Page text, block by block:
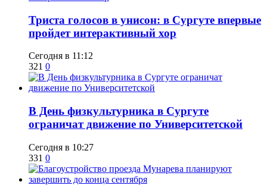
​Триста голосов в унисон: в Сургуте впервые
пройдет интерактивный хор
Сегодня в 11:12
321 0
​В День физкультурника в Сургуте
ограничат движение по Университетской
Сегодня в 10:27
331 0